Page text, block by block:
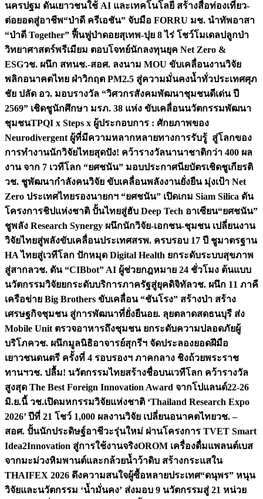
นครปฐม ดันเยาวชนใช้ AI และเทคโนโลยี สร้างสื่อท่องเที่ยว-
ต่อยอดสู่อาชีพ“ป่าดี ครีเอชัน” จับมือ FORRU มช. นำทัพอาสา
“ป่าดี Together” ฟื้นฟูป่าดอยสุเทพ-ปุย 8 ไร่ โชว์โมเดลปลูกป่า
วิทยาศาสตร์พรีเมียม ตอบโจทย์นักลงทุนยุค Net Zero &
ESGวช. ผนึก สทนช.-สอศ. ลงนาม MOU ขับเคลื่อนงานวิจัย
พลิกอนาคตไทย ฝ่าวิกฤต PM2.5 สู่ความมั่นคงน้ำทั่วประเทศศุภ
ชัย ปลัด อว. มอบรางวัล “วิศวกรสังคมพัฒนาชุมชนดีเด่น ปี
2569” เชิดชูนักศึกษา มรภ. 38 แห่ง ขับเคลื่อนนวัตกรรมพัฒนา
ชุมชนTPQI x Steps x ผู้ประกอบการ : ศักยภาพของ
Neurodivergent ผู้ที่มีความหลากหลายทางการรับรู้ สู่โลกของ
การทำงานนักวิจัยไทยสุดปัง! คว้ารางวัลนานาชาติกว่า 400 ผล
งาน จาก 7 เวทีโลก “ยศชนัน” มอบประกาศนียบัตรเชิดชูเกียรติ
วช. ชูพัฒนากำลังคนวิจัย ขับเคลื่อนพลังงานยั่งยืน มุ่งเป้า Net
Zero ประเทศไทยรองนายกฯ “ยศชนัน” เปิดเกม Siam Silica ดัน
โครงการชิปแห่งชาติ ปั้นไทยสู่ฮับ Deep Tech อาเซียน“ยศชนัน”
ชูพลัง Research Synergy ผนึกนักวิจัย-เอกชน-ชุมชน เปลี่ยนงาน
วิจัยไทยสู่พลังขับเคลื่อนประเทศสรพ. ครบรอบ 17 ปี ชูมาตรฐาน
HA ไทยสู่เวทีโลก ปักหมุด Digital Health ยกระดับระบบสุขภาพ
สู่สากลวช. ดัน “CIBbot” AI ผู้ช่วยกฎหมาย 24 ชั่วโมง ต้นแบบ
นวัตกรรมวิจัยยกระดับบริการภาครัฐสู่ยุคดิจิทัลวช. ผนึก 11 ภาคี
เครือข่าย Big Brothers ขับเคลื่อน “ชันโรง” สร้างป่า สร้าง
เศรษฐกิจชุมชน สู่การพัฒนาที่ยั่งยืนอย. ลุยตลาดสดธนบุรี ส่ง
Mobile Unit ตรวจอาหารถึงชุมชน ยกระดับความปลอดภัยผู้
บริโภควช. ผนึกมูลนิธิอาจารย์สุกรีฯ จัดประลองยอดฝีมือ
เยาวชนดนตรี ครั้งที่ 4 รอบรองฯ ภาคกลาง ชิงถ้วยพระราช
ทานฯวช. ปลื้ม! นวัตกรรมไทยสร้างชื่อบนเวทีโลก คว้ารางวัล
สูงสุด The Best Foreign Innovation Award จากโปแลนด์22-26
มิ.ย.นี้ วช.เปิดมหกรรมวิจัยแห่งชาติ ‘Thailand Research Expo
2026’ ปีที่ 21 โชว์ 1,000 ผลงานวิจัย เปลี่ยนอนาคตไทยวช. –
สอศ. ปั้นนักประดิษฐ์อาชีวะรุ่นใหม่ ผ่านโครงการ TVET Smart
Idea2Innovation สู่การใช้งานจริงOROM เครื่องดื่มแพลนต์เบส
จากมะม่วงหิมพานต์และกล้วยน้ำว้าดิบ สร้างกระแสใน
THAIFEX 2026 ดึงความสนใจผู้ซื้อหลายประเทศ“ดนุพร” หนุน
วิจัยและนวัตกรรม ‘น้ำมั่นคง’ ส่งมอบ 9 นวัตกรรมสู่ 21 หน่วย